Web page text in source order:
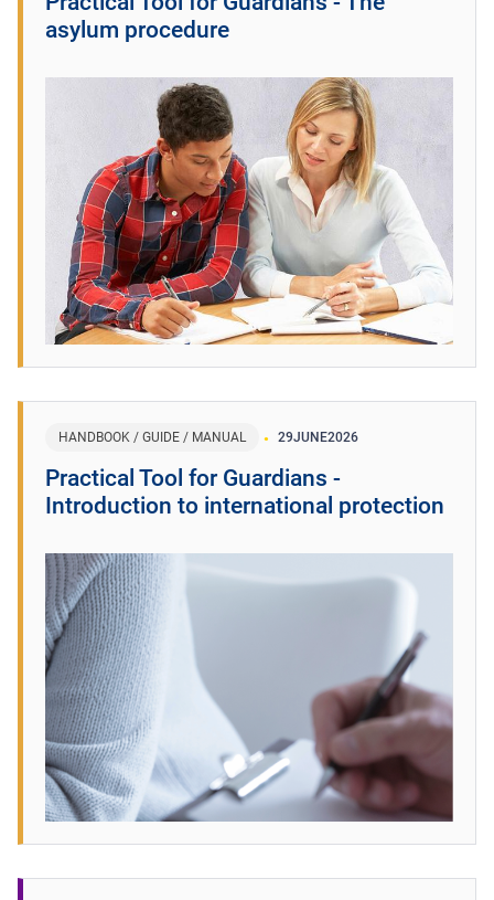
asylum procedure
HANDBOOK / GUIDE / MANUAL 29JUNE2026
Practical Tool for Guardians -
Introduction to international protection